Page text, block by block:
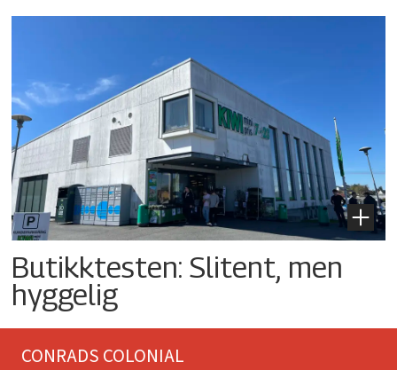
Butikktesten: Slitent, men
hyggelig
CONRADS COLONIAL